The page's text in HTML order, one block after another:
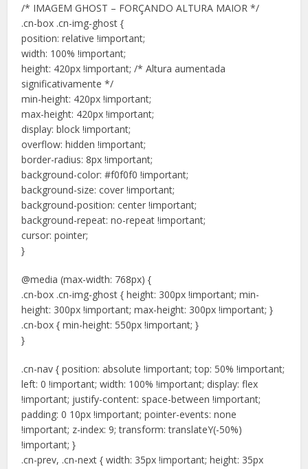
/* IMAGEM GHOST – FORÇANDO ALTURA MAIOR */
.cn-box .cn-img-ghost {
position: relative !important;
width: 100% !important;
height: 420px !important; /* Altura aumentada
significativamente */
min-height: 420px !important;
max-height: 420px !important;
display: block !important;
overflow: hidden !important;
border-radius: 8px !important;
background-color: #f0f0f0 !important;
background-size: cover !important;
background-position: center !important;
background-repeat: no-repeat !important;
cursor: pointer;
}
@media (max-width: 768px) {
.cn-box .cn-img-ghost { height: 300px !important; min-
height: 300px !important; max-height: 300px !important; }
.cn-box { min-height: 550px !important; }
}
.cn-nav { position: absolute !important; top: 50% !important;
left: 0 !important; width: 100% !important; display: flex
!important; justify-content: space-between !important;
padding: 0 10px !important; pointer-events: none
!important; z-index: 9; transform: translateY(-50%)
!important; }
.cn-prev, .cn-next { width: 35px !important; height: 35px